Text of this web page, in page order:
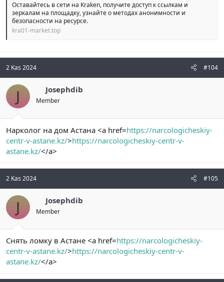
Оставайтесь в сети на Kraken, получите доступ к ссылкам и
зеркалам на площадку, узнайте о методах анонимности и
безопасности на ресурсе.
kra01-market.top
2 Kas 2024 #104
J Josephdib
Member
Нарколог на дом Астана <a href=https://narcologicheskiy-
centr-v-astane.kz/>https://narcologicheskiy-centr-v-
astane.kz/</a>
2 Kas 2024 #105
J Josephdib
Member
Снять ломку в Астане <a href=https://narcologicheskiy-
centr-v-astane.kz/>https://narcologicheskiy-centr-v-
astane.kz/</a>